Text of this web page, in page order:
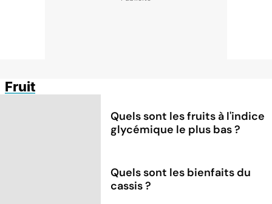
Fruit
Quels sont les fruits à l'indice
glycémique le plus bas ?
Quels sont les bienfaits du
cassis ?